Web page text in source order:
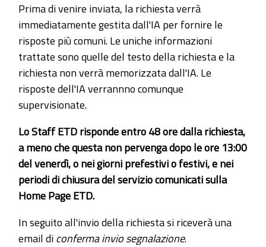
Prima di venire inviata, la richiesta verrà
immediatamente gestita dall'IA per fornire le
risposte più comuni. Le uniche informazioni
trattate sono quelle del testo della richiesta e la
richiesta non verrà memorizzata dall'IA. Le
risposte dell'IA verrannno comunque
supervisionate.
Lo Staff ETD risponde entro 48 ore dalla richiesta,
a meno che questa non pervenga dopo le ore 13:00
del venerdì, o nei giorni prefestivi o festivi, e nei
periodi di chiusura del servizio comunicati sulla
Home Page ETD.
In seguito all'invio della richiesta si riceverà una
email diconferma invio segnalazione.